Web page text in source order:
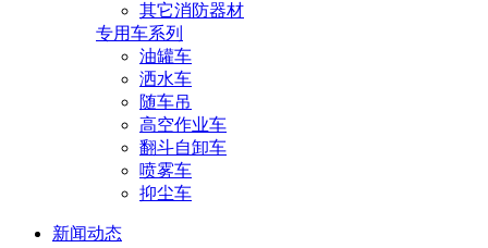
其它消防器材
专用车系列
油罐车
洒水车
随车吊
高空作业车
翻斗自卸车
喷雾车
抑尘车
新闻动态